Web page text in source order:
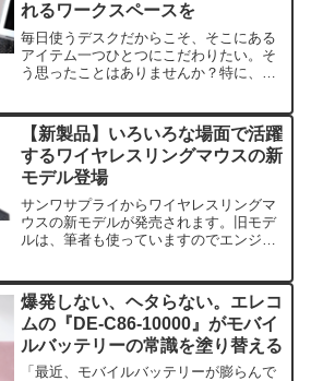
れるワークスペースを
毎日使うデスクだからこそ、そこにある
アイテム一つひとつにこだわりたい。そ
う思ったことはありませんか？特に、奮
直置きしていませんか？それ、実は凄く
もったいないことをしてい...
【新製品】いろいろな場面で活躍
するワイヤレスリングマウスの新
モデル登場
サンワサプライからワイヤレスリングマ
ウスの新モデルが発売されます。旧モデ
ルは、筆者も使っていますのでエンジニ
OFFクーポン配布中】【訳あり 新品】ス
ティック搭載 リン...
爆発しない、ヘタらない。エレコ
ムの『DE-C86-10000』がモバイ
ルバッテリーの常識を塗り替える
「最近、モバイルバッテリーが膨らんで